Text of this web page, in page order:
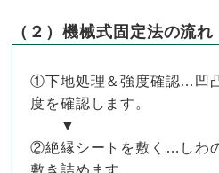
（２）機械式固定法の流れ
①下地処理＆強度確認…凹
度を確認します。
▼
②絶縁シートを敷く…しわ